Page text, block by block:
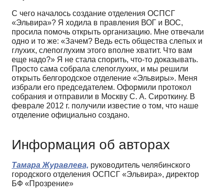
С чего началось создание отделения ОСПСГ
«Эльвира»? Я ходила в правления ВОГ и ВОС,
просила помочь открыть организацию. Мне отвечали
одно и то же: «Зачем? Ведь есть общества слепых и
глухих, слепоглухим этого вполне хватит. Что вам
еще надо?» Я не стала спорить, что-то доказывать.
Просто сама собрала слепоглухих, и мы решили
открыть белгородское отделение «Эльвиры». Меня
избрали его председателем. Оформили протокол
собрания и отправили в Москву С. А. Сироткину. В
феврале 2012 г. получили известие о том, что наше
отделение официально создано.
Информация об авторах
Тамара Журавлева, руководитель челябинского
городского отделения ОСПСГ «Эльвира», директор
БФ «Прозрение»